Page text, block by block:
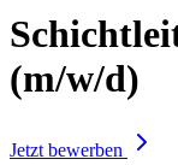
(m/w/d)
Jetzt bewerben